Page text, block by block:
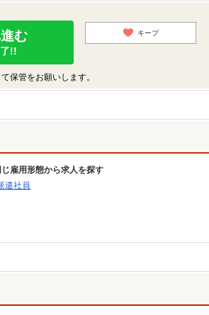
む
!!
キープ
保管をお願いします。
じ雇用形態から求人を探す
遣社員